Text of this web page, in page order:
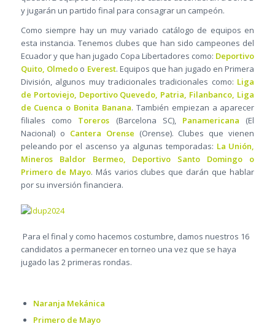
y jugarán un partido final para consagrar un campeón.
Como siempre hay un muy variado catálogo de equipos en
esta instancia. Tenemos clubes que han sido campeones del
Ecuador y que han jugado Copa Libertadores como: Deportivo
Quito, Olmedoo Everest. Equipos que han jugado en Primera
División, algunos muy tradicionales tradicionales como: Liga
de Portoviejo, Deportivo Quevedo, Patria, Filanbanco, Liga
de Cuenca o Bonita Banana. También empiezan a aparecer
filiales como Toreros (Barcelona SC), Panamericana (El
Nacional) o Cantera Orense (Orense). Clubes que vienen
peleando por el ascenso ya algunas temporadas: La Unión,
Mineros Baldor Bermeo, Deportivo Santo Domingo o
Primero de Mayo. Más varios clubes que darán que hablar
por su inversión financiera.
Para el final y como hacemos costumbre, damos nuestros 16
candidatos a permanecer en torneo una vez que se haya
jugado las 2 primeras rondas.
Naranja Mekánica
Primero de Mayo